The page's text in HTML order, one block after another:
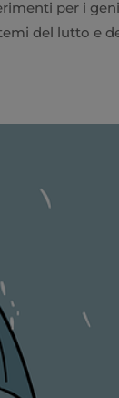
per i
del lutto e